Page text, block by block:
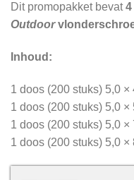
Dit promopakket bevat4
Outdoor
Inhoud:
1 doos (200 stuks) 5,0
1 doos (200 stuks) 5,0
1 doos (200 stuks) 5,0
1 doos (200 stuks) 5,0